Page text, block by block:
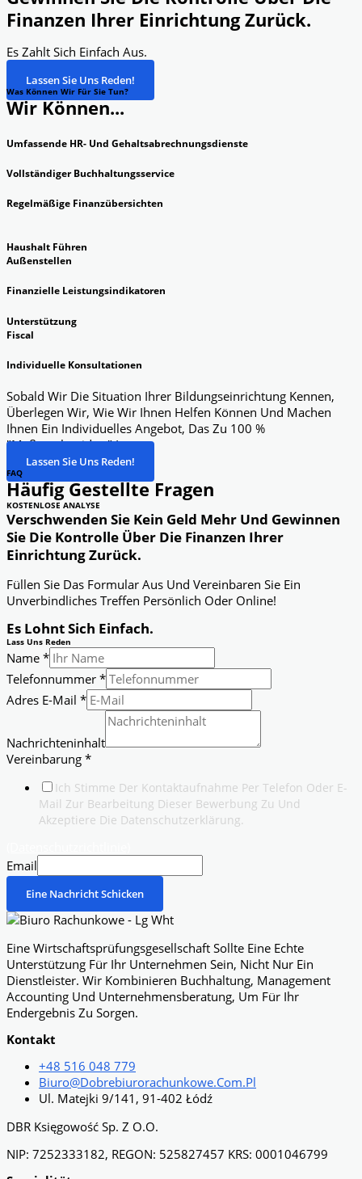
Finanzen Ihrer Einrichtung Zurück.
Es Zahlt Sich Einfach Aus.
Lassen Sie Uns Reden!
Was Können Wir Für Sie Tun?
Wir Können...
Umfassende HR- Und Gehaltsabrechnungsdienste
Vollständiger Buchhaltungsservice
Regelmäßige Finanzübersichten
Haushalt Führen
Außenstellen
Finanzielle Leistungsindikatoren
Unterstützung
Fiscal
Individuelle Konsultationen
Sobald Wir Die Situation Ihrer Bildungseinrichtung Kennen,
Überlegen Wir, Wie Wir Ihnen Helfen Können Und Machen
Ihnen Ein Individuelles Angebot, Das Zu 100 %
"maßgeschneidert" Ist.
Lassen Sie Uns Reden!
FAQ
Häufig Gestellte Fragen
KOSTENLOSE ANALYSE
Verschwenden Sie Kein Geld Mehr Und Gewinnen
Sie Die Kontrolle Über Die Finanzen Ihrer
Einrichtung Zurück.
Füllen Sie Das Formular Aus Und Vereinbaren Sie Ein
Unverbindliches Treffen Persönlich Oder Online!
Es Lohnt Sich Einfach.
Lass Uns Reden
Name *
Telefonnummer *
Adres E-Mail *
Nachrichteninhalt
Vereinbarung *
Ich Stimme Der Kontaktaufnahme Per Telefon Oder E-
Mail Zur Bearbeitung Dieser Bewerbung Zu Und
Akzeptiere Die Datenschutzerklärung.
Email
Eine Nachricht Schicken
Eine Wirtschaftsprüfungsgesellschaft Sollte Eine Echte
Unterstützung Für Ihr Unternehmen Sein, Nicht Nur Ein
Dienstleister. Wir Kombinieren Buchhaltung, Management
Accounting Und Unternehmensberatung, Um Für Ihr
Endergebnis Zu Sorgen.
Kontakt
+48 516 048 779
Biuro@dobrebiurorachunkowe.com.pl
Ul. Matejki 9/141, 91-402 Łódź
DBR Księgowość Sp. Z O.o.
NIP: 7252333182, REGON: 525827457 KRS: 0001046799